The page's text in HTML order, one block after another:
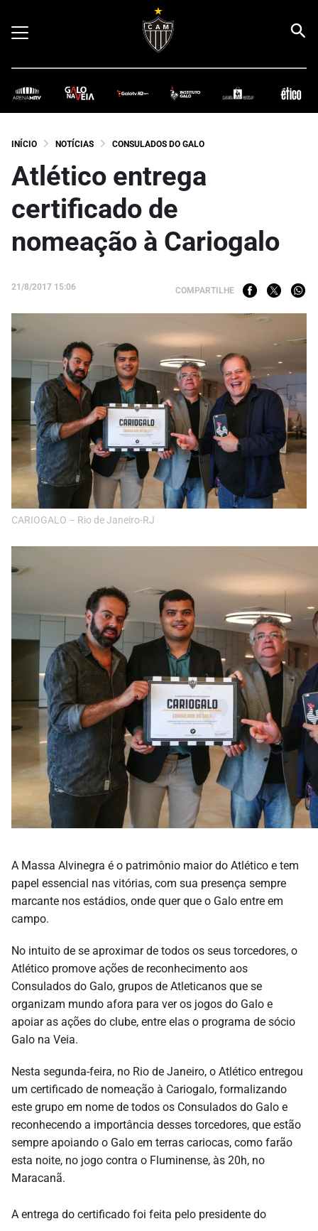
INÍCIO NOTÍCIAS CONSULADOS DO GALO
Atlético entrega
certificado de
nomeação à Cariogalo
21/8/2017 15:06 COMPARTILHE
CARIOGALO – Rio de Janeiro-RJ
A Massa Alvinegra é o patrimônio maior do Atlético e tem
papel essencial nas vitórias, com sua presença sempre
marcante nos estádios, onde quer que o Galo entre em
campo.
No intuito de se aproximar de todos os seus torcedores, o
Atlético promove ações de reconhecimento aos
Consulados do Galo, grupos de Atleticanos que se
organizam mundo afora para ver os jogos do Galo e
apoiar as ações do clube, entre elas o programa de sócio
Galo na Veia.
Nesta segunda-feira, no Rio de Janeiro, o Atlético entregou
um certificado de nomeação à Cariogalo, formalizando
este grupo em nome de todos os Consulados do Galo e
reconhecendo a importância desses torcedores, que estão
sempre apoiando o Galo em terras cariocas, como farão
esta noite, no jogo contra o Fluminense, às 20h, no
Maracanã.
A entrega do certificado foi feita pelo presidente do